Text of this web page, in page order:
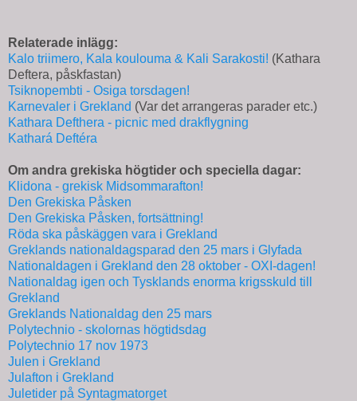
Relaterade inlägg:
Kalo triimero, Kala koulouma & Kali Sarakosti! (Kathara
Deftera, påskfastan)
Tsiknopembti - Osiga torsdagen!
Karnevaler i Grekland (Var det arrangeras parader etc.)
Kathara Defthera - picnic med drakflygning
Kathará Deftéra
Om andra grekiska högtider och speciella dagar:
Klidona - grekisk Midsommarafton!
Den Grekiska Påsken
Den Grekiska Påsken, fortsättning!
Röda ska påskäggen vara i Grekland
Greklands nationaldagsparad den 25 mars i Glyfada
Nationaldagen i Grekland den 28 oktober - ΟΧΙ-dagen!
Nationaldag igen och Tysklands enorma krigsskuld till
Grekland
Greklands Nationaldag den 25 mars
Polytechnio - skolornas högtidsdag
Polytechnio 17 nov 1973
Julen i Grekland
Julafton i Grekland
Juletider på Syntagmatorget